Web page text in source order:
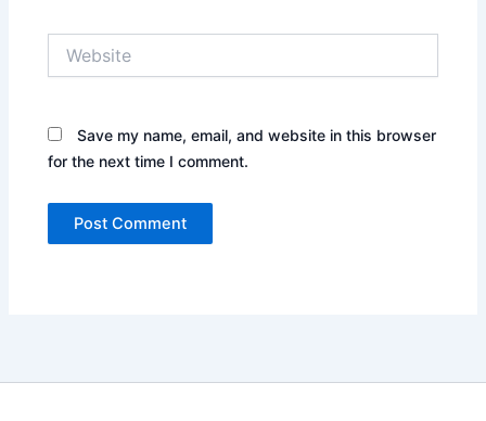
Save my name, email, and website in this browser
for the next time I comment.